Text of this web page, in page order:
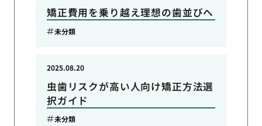
矯正費用を乗り越え理想の歯並びへ
未分類
虫歯リスクが高い人向け矯正方法選
択ガイド
2025.08.20
未分類